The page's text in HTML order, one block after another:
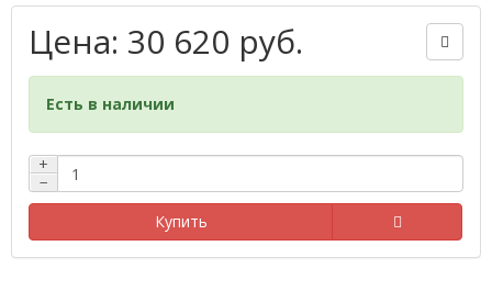
Цена: 30 620 руб.
Есть в наличии
+
−
Купить